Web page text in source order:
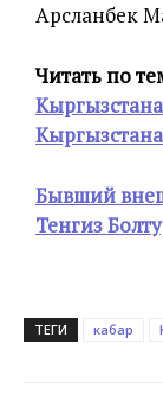
Арсланбек
Читать по
Бывший
Тенгиз
ТЕГИ кабар